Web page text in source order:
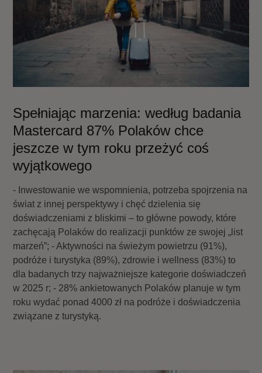
Spełniając marzenia: według badania
Mastercard 87% Polaków chce
jeszcze w tym roku przeżyć coś
wyjątkowego
- Inwestowanie we wspomnienia, potrzeba spojrzenia na
świat z innej perspektywy i chęć dzielenia się
doświadczeniami z bliskimi – to główne powody, które
zachęcają Polaków do realizacji punktów ze swojej „list
marzeń”; - Aktywności na świeżym powietrzu (91%),
podróże i turystyka (89%), zdrowie i wellness (83%) to
dla badanych trzy najważniejsze kategorie doświadczeń
w 2025 r; - 28% ankietowanych Polaków planuje w tym
roku wydać ponad 4000 zł na podróże i doświadczenia
związane z turystyką.